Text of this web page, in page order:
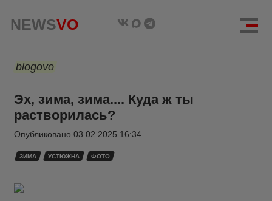
NEWSVO
blogovo
Эх, зима, зима.... Куда ж ты
растворилась?
Опубликовано 03.02.2025 16:34
ЗИМА УСТЮЖНА ФОТО